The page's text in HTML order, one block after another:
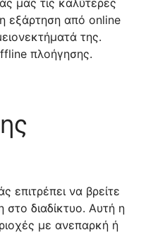
μας τις καλύτερες
εξάρτηση από online
της.
πλοήγησης.
να βρείτε
διαδίκτυο. Αυτή η
με ανεπαρκή ή